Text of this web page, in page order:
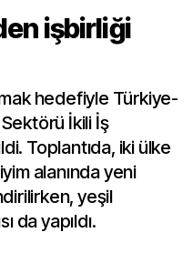
işbirliği
hedefiyle Türkiye-
İkili İş
Toplantıda, iki ülke
alanında yeni
yeşil
da yapıldı.